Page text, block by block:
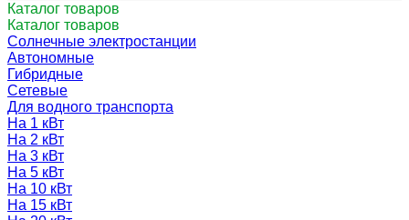
Каталог товаров
Каталог товаров
Солнечные электростанции
Автономные
Гибридные
Сетевые
Для водного транспорта
На 1 кВт
На 2 кВт
На 3 кВт
На 5 кВт
На 10 кВт
На 15 кВт